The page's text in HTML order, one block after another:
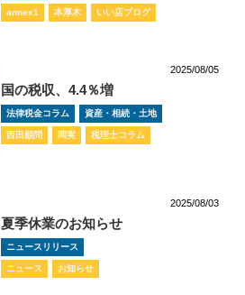
annex1 本厚木 いい店ブログ
2025/08/05
国の税収、4.4％増
法律税金コラム 資産・相続・土地
西田顧問 岡実 税理士コラム
2025/08/03
夏季休業のお知らせ
ニュースリリース
ニュース お知らせ